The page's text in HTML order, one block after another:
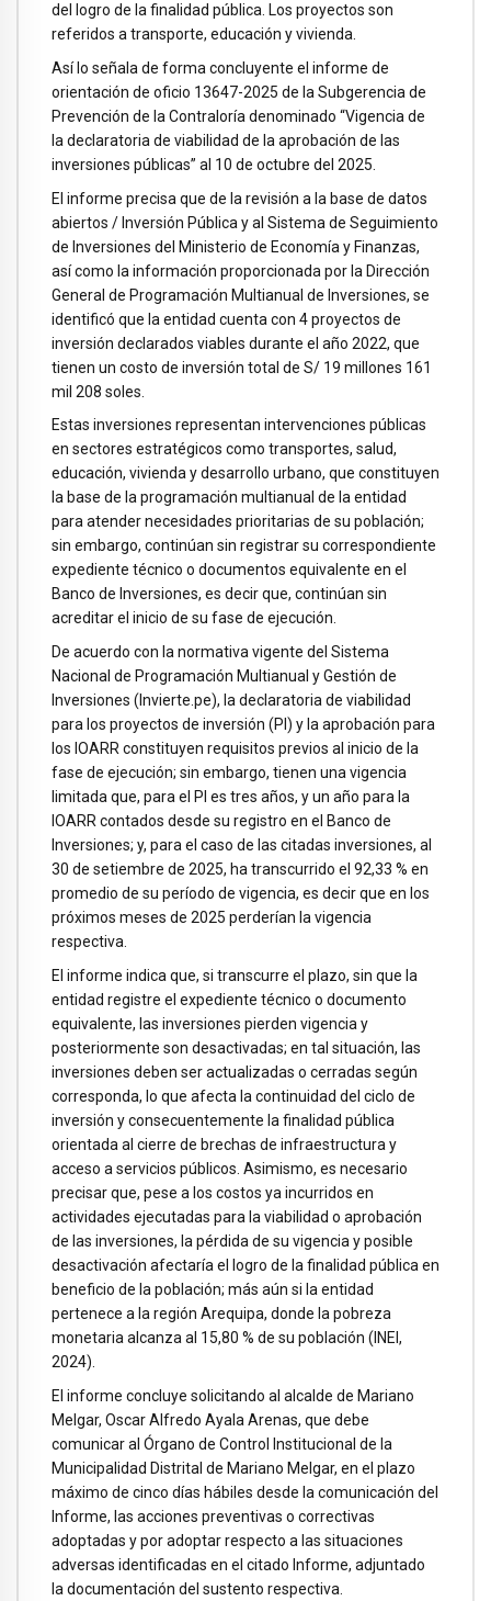
del logro de la finalidad pública. Los proyectos son
referidos a transporte, educación y vivienda.
Así lo señala de forma concluyente el informe de
orientación de oficio 13647-2025 de la Subgerencia de
Prevención de la Contraloría denominado “Vigencia de
la declaratoria de viabilidad de la aprobación de las
inversiones públicas” al 10 de octubre del 2025.
El informe precisa que de la revisión a la base de datos
abiertos / Inversión Pública y al Sistema de Seguimiento
de Inversiones del Ministerio de Economía y Finanzas,
así como la información proporcionada por la Dirección
General de Programación Multianual de Inversiones, se
identificó que la entidad cuenta con 4 proyectos de
inversión declarados viables durante el año 2022, que
tienen un costo de inversión total de S/ 19 millones 161
mil 208 soles.
Estas inversiones representan intervenciones públicas
en sectores estratégicos como transportes, salud,
educación, vivienda y desarrollo urbano, que constituyen
la base de la programación multianual de la entidad
para atender necesidades prioritarias de su población;
sin embargo, continúan sin registrar su correspondiente
expediente técnico o documentos equivalente en el
Banco de Inversiones, es decir que, continúan sin
acreditar el inicio de su fase de ejecución.
De acuerdo con la normativa vigente del Sistema
Nacional de Programación Multianual y Gestión de
Inversiones (Invierte.pe), la declaratoria de viabilidad
para los proyectos de inversión (PI) y la aprobación para
los IOARR constituyen requisitos previos al inicio de la
fase de ejecución; sin embargo, tienen una vigencia
limitada que, para el PI es tres años, y un año para la
IOARR contados desde su registro en el Banco de
Inversiones; y, para el caso de las citadas inversiones, al
30 de setiembre de 2025, ha transcurrido el 92,33 % en
promedio de su período de vigencia, es decir que en los
próximos meses de 2025 perderían la vigencia
respectiva.
El informe indica que, si transcurre el plazo, sin que la
entidad registre el expediente técnico o documento
equivalente, las inversiones pierden vigencia y
posteriormente son desactivadas; en tal situación, las
inversiones deben ser actualizadas o cerradas según
corresponda, lo que afecta la continuidad del ciclo de
inversión y consecuentemente la finalidad pública
orientada al cierre de brechas de infraestructura y
acceso a servicios públicos. Asimismo, es necesario
precisar que, pese a los costos ya incurridos en
actividades ejecutadas para la viabilidad o aprobación
de las inversiones, la pérdida de su vigencia y posible
desactivación afectaría el logro de la finalidad pública en
beneficio de la población; más aún si la entidad
pertenece a la región Arequipa, donde la pobreza
monetaria alcanza al 15,80 % de su población (INEI,
2024).
El informe concluye solicitando al alcalde de Mariano
Melgar, Oscar Alfredo Ayala Arenas, que debe
comunicar al Órgano de Control Institucional de la
Municipalidad Distrital de Mariano Melgar, en el plazo
máximo de cinco días hábiles desde la comunicación del
Informe, las acciones preventivas o correctivas
adoptadas y por adoptar respecto a las situaciones
adversas identificadas en el citado Informe, adjuntado
la documentación del sustento respectiva.